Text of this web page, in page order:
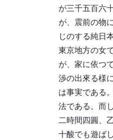
が三千五百六
が、震前の物
じのする純日
東京地方の女
が、家に依つ
渉の出來る様
は事実である
法である。而
二時間四圓、
十酸でも遊ば